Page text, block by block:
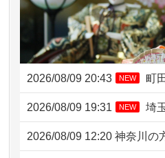
2026/08/09 20:43 NEW 町
2026/08/09 19:31 NEW 埼
2026/08/09 12:20 神奈川の